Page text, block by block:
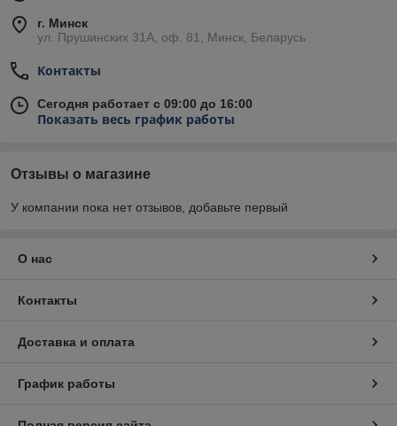
г. Минск
ул. Прушинских 31А, оф. 81, Минск, Беларусь
Контакты
Сегодня работает с 09:00 до 16:00
Показать весь график работы
Отзывы о магазине
У компании пока нет отзывов, добавьте первый
О нас
Контакты
Доставка и оплата
График работы